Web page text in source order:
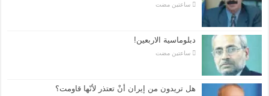
‏ساعتين مضت
دبلوماسية الاربعين!
‏ساعتين مضت
هل تريدون من إيران أنْ تعتذر لأنّها قاومت؟